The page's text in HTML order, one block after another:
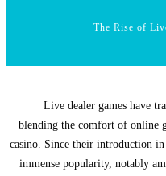
The Rise of
Live dealer games have
blending the comfort of online
casino. Since their introduction in
immense popularity, notably